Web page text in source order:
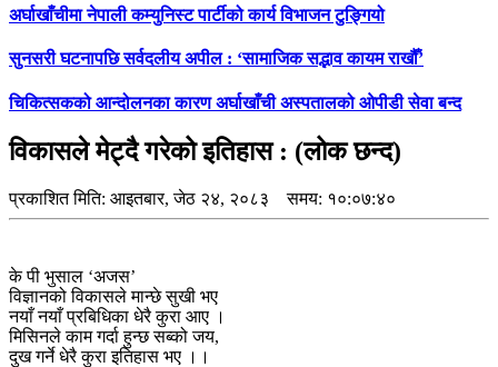
अर्घाखाँचीमा नेपाली कम्युनिस्ट पार्टीको कार्य विभाजन टुङ्गियो
सुनसरी घटनापछि सर्वदलीय अपील : ‘सामाजिक सद्भाव कायम राखौँ’
चिकित्सकको आन्दोलनका कारण अर्घाखाँची अस्पतालको ओपीडी सेवा बन्द
विकासले मेट्दै गरेको इतिहास : (लोक छन्द)
प्रकाशित मिति: आइतबार, जेठ २४, २०८३ समय: १०:०७:४०
के पी भुसाल ‘अजस’
विज्ञानको विकासले मान्छे सुखी भए
नयाँ नयाँ प्रबिधिका धेरै कुरा आए ।
मिसिनले काम गर्दा हुन्छ सब्को जय,
दुख गर्ने धेरै कुरा इतिहास भए ।।